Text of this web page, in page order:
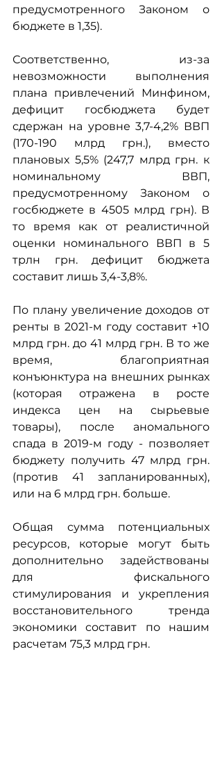
предусмотренного Законом о
бюджете в 1,35).
Соответственно, из-за
невозможности выполнения
плана привлечений Минфином,
дефицит госбюджета будет
сдержан на уровне 3,7-4,2% ВВП
(170-190 млрд грн.), вместо
плановых 5,5% (247,7 млрд грн. к
номинальному ВВП,
предусмотренному Законом о
госбюджете в 4505 млрд грн). В
то время как от реалистичной
оценки номинального ВВП в 5
трлн грн. дефицит бюджета
составит лишь 3,4-3,8%.
По плану увеличение доходов от
ренты в 2021-м году составит +10
млрд грн. до 41 млрд грн. В то же
время, благоприятная
конъюнктура на внешних рынках
(которая отражена в росте
индекса цен на сырьевые
товары), после аномального
спада в 2019-м году - позволяет
бюджету получить 47 млрд грн.
(против 41 запланированных),
или на 6 млрд грн. больше.
Общая сумма потенциальных
ресурсов, которые могут быть
дополнительно задействованы
для фискального
стимулирования и укрепления
восстановительного тренда
экономики составит по нашим
расчетам 75,3 млрд грн.